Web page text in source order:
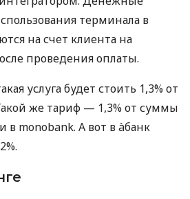
терминала в
на счет клиента на
проведения оплаты.
услуга будет стоить 1,3% от
же тариф — 1,3% от суммы
monobank. А вот в àбанк